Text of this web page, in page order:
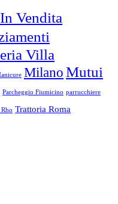
Vendita
Villa
Milano Mutui
Parcheggio Fiumicino parrucchiere
Trattoria Roma